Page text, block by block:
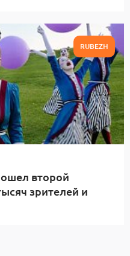
RUBEZH
второй
зрителей и